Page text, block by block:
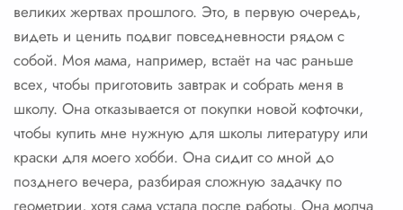
великих жертвах прошлого. Это, в первую очередь,
видеть и ценить подвиг повседневности рядом с
собой. Моя мама, например, встаёт на час раньше
всех, чтобы приготовить завтрак и собрать меня в
школу. Она отказывается от покупки новой кофточки,
чтобы купить мне нужную для школы литературу или
краски для моего хобби. Она сидит со мной до
позднего вечера, разбирая сложную задачку по
геометрии, хотя сама устала после работы. Она молча